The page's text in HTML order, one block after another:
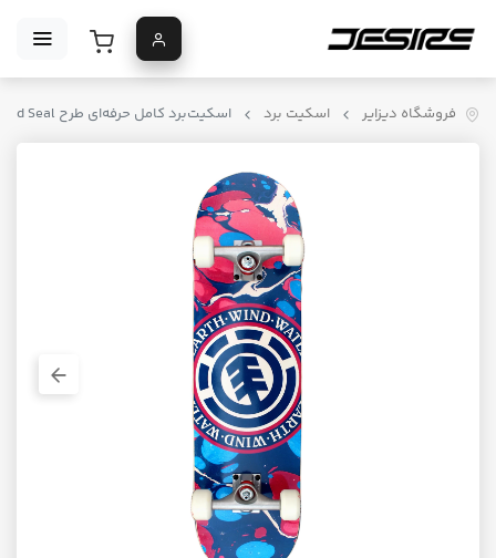
فروشگاه دیزایر اسکیت برد اسکیت‌برد کامل حرفه‌ای طرح Element Melted Seal